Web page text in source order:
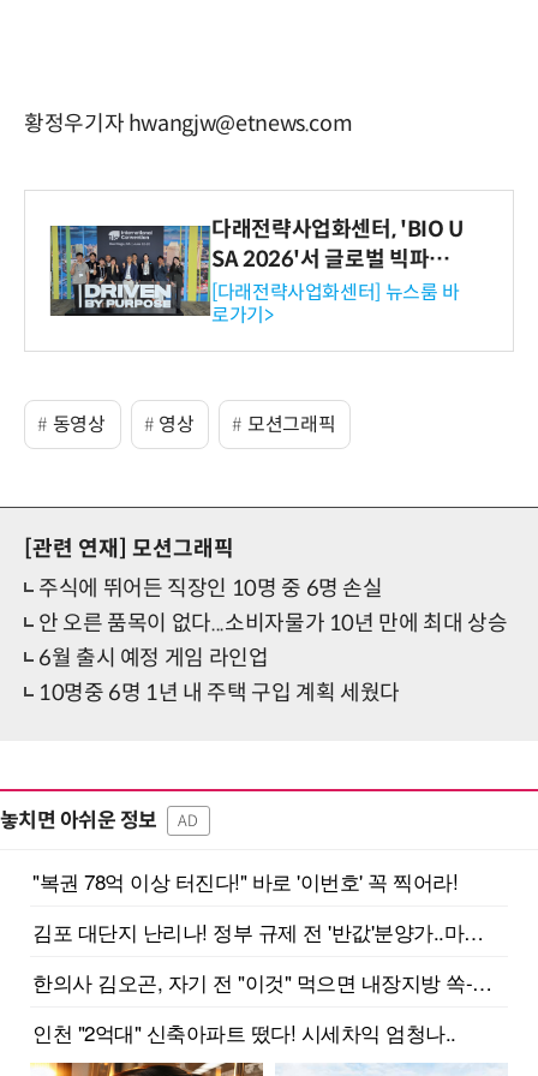
황정우기자 hwangjw@etnews.com
다래전략사업화센터, 'BIO U
SA 2026'서 글로벌 빅파마
와의 비즈니스 미팅 지원…K
-바이오 해외 진출 교두보 확
보
[다래전략사업화센터] 뉴스룸 바
로가기>
동영상 영상 모션그래픽
[관련 연재]
모션그래픽
주식에 뛰어든 직장인 10명 중 6명 손실
안 오른 품목이 없다...소비자물가 10년 만에 최대 상승
6월 출시 예정 게임 라인업
10명중 6명 1년 내 주택 구입 계획 세웠다
놓치면 아쉬운 정보 AD